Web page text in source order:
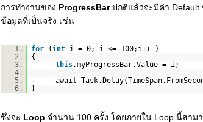
การทำงานของ ProgressBarปกติแล้วจะมีค่า Default
ข้อมูลที่เป็นจริง เช่น
1. for (int
i = 0; i <= 100;i++ )
2.
{
3.
this.myProgressBar.Value = i;
4.
5.
await
6.
}
ซึ่งจะ Loop จำนวน 100 ครั้ง โดยภายใน Loop นี้สาม